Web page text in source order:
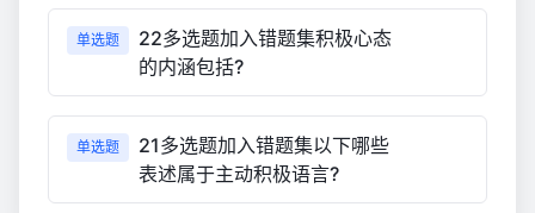
单选题
22多选题加入错题集积极心态
的内涵包括?
单选题
21多选题加入错题集以下哪些
表述属于主动积极语言?